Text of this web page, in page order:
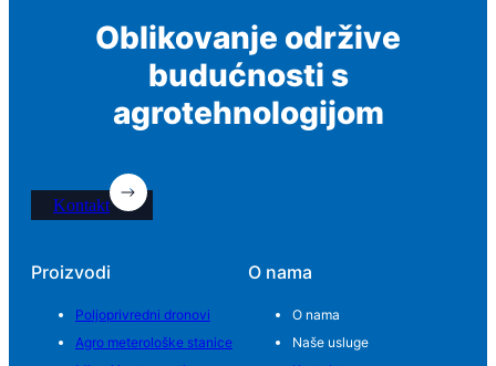
Oblikovanje održive
budućnosti s
agrotehnologijom
Kontakt
Proizvodi
Poljoprivredni dronovi
Agro meterološke stanice
O nama
O nama
Naše usluge